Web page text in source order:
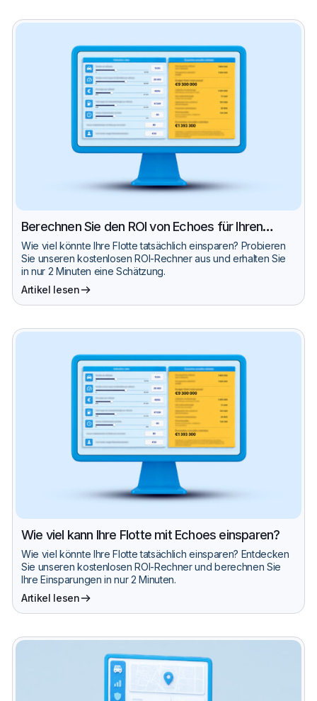
Berechnen Sie den ROI von Echoes für Ihren
Fuhrpark
Wie viel könnte Ihre Flotte tatsächlich einsparen? Probieren
Sie unseren kostenlosen ROI-Rechner aus und erhalten Sie
in nur 2 Minuten eine Schätzung.
Artikel lesen
Wie viel kann Ihre Flotte mit Echoes einsparen?
Wie viel könnte Ihre Flotte tatsächlich einsparen? Entdecken
Sie unseren kostenlosen ROI-Rechner und berechnen Sie
Ihre Einsparungen in nur 2 Minuten.
Artikel lesen